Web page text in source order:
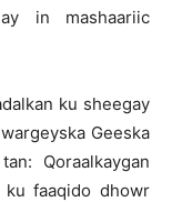
in mashaariic
ku sheegay
Geeska
Qoraalkaygan
faaqido dhowr